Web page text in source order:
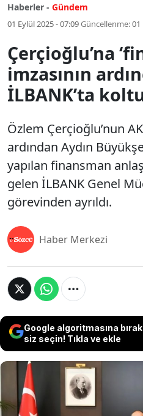
Haberler - Gündem
01 Eylül 2025 - 07:09Güncellenme:01
Çerçioğlu’na
imzasının
İLBANK’ta
Özlem Çerçioğlu’nun
ardından Aydın
yapılan finansman
gelen İLBANK Genel
görevinden ayrıldı.
Haber Merkezi
Google algoritmasına
siz seçin! Tıkla ve ekle
Özlem